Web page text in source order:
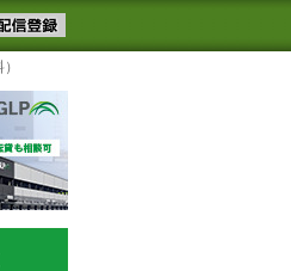
ュースメール配信を登録す
マ